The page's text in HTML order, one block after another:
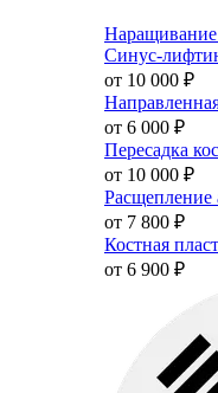
Наращивание
Синус-
от 10 000 ₽
от 6 000 ₽
Пересадка
от 10 000 ₽
Расщепление
от 7 800 ₽
Костная
от 6 900 ₽